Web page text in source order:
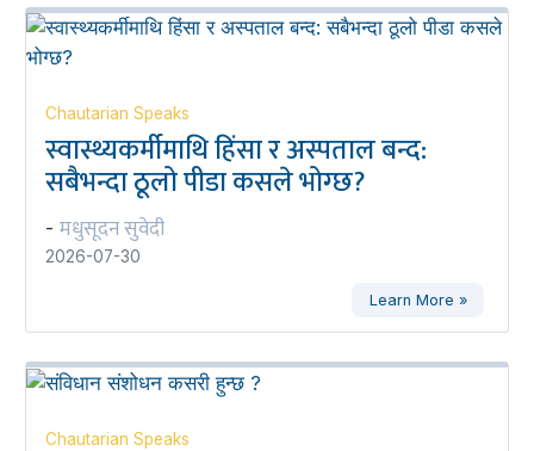
Chautarian Speaks
स्वास्थ्यकर्मीमाथि हिंसा र अस्पताल बन्द:
सबैभन्दा ठूलो पीडा कसले भोग्छ?
- मधुसूदन सुवेदी
2026-07-30
Learn More »
Chautarian Speaks